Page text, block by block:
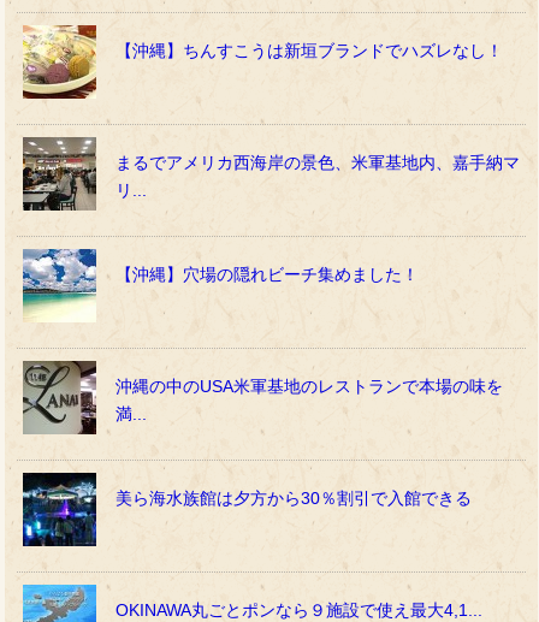
【沖縄】ちんすこうは新垣ブランドでハズレなし！
まるでアメリカ西海岸の景色、米軍基地内、嘉手納マ
リ...
【沖縄】穴場の隠れビーチ集めました！
沖縄の中のUSA米軍基地のレストランで本場の味を
満...
美ら海水族館は夕方から30％割引で入館できる
OKINAWA丸ごとポンなら９施設で使え最大4,1...